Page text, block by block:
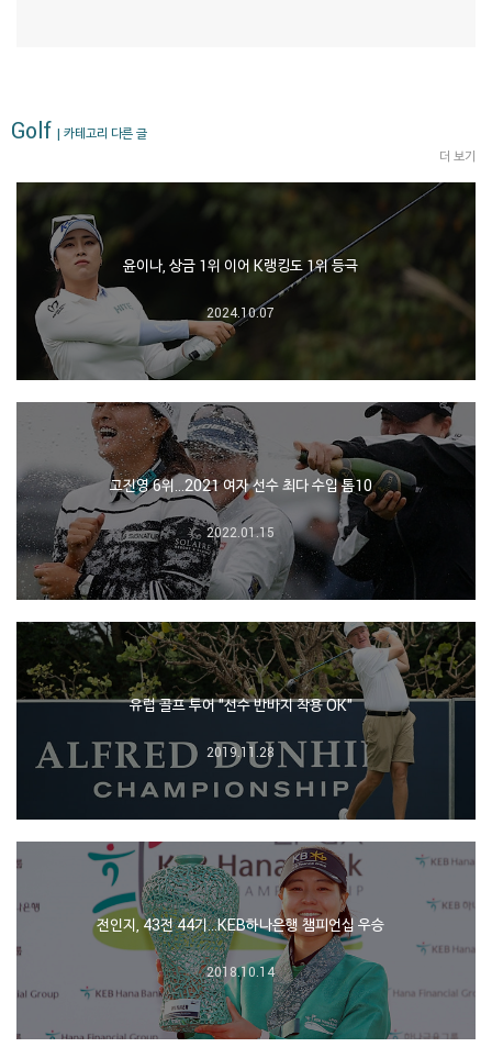
Golf | 카테고리 다른 글
더 보기
윤이나, 상금 1위 이어 K랭킹도 1위 등극
2024.10.07
고진영 6위…2021 여자 선수 최다 수입 톱10
2022.01.15
유럽 골프 투어 "선수 반바지 착용 OK"
2019.11.28
전인지, 43전 44기…KEB하나은행 챔피언십 우승
2018.10.14